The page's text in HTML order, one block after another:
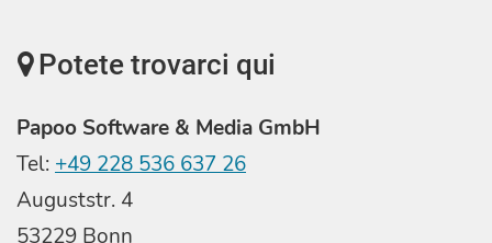
Potete trovarci qui
Papoo Software & Media GmbH
Tel: +49 228 536 637 26
Auguststr. 4
53229 Bonn